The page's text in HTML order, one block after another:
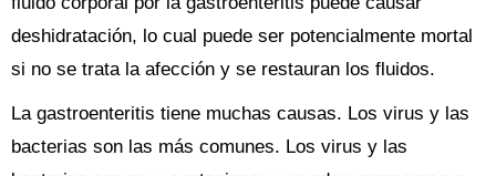
deshidratación, lo cual puede ser potencialmente mortal
si no se trata la afección y se restauran los fluidos.
La gastroenteritis tiene muchas causas. Los virus y las
bacterias son las más comunes. Los virus y las